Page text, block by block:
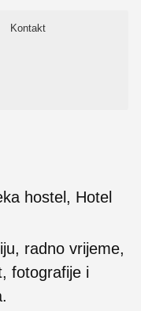
Kontakt
hostel, Hotel
radno vrijeme,
fotografije i